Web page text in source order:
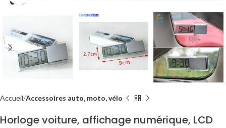
Accueil Accessoires auto, moto, vélo
Horloge voiture, affichage numérique, LCD